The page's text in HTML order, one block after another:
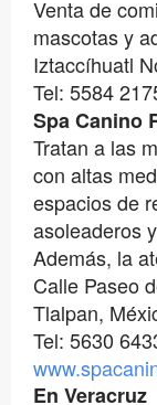
Venta de
mascotas y
Iztaccíhuatl
Tel: 5584
Spa Canino
Tratan a las
con altas
espacios de
asoleaderos
Además, la
Calle Paseo
Tlalpan,
Tel: 5630
En Veracruz